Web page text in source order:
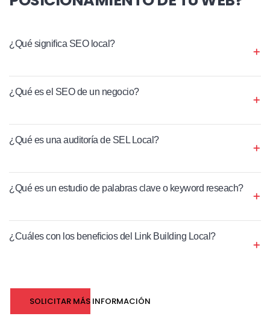
¿Qué significa SEO local?
¿Qué es el SEO de un negocio?
¿Qué es una auditoría de SEL Local?
¿Qué es un estudio de palabras clave o keyword reseach?
¿Cuáles con los beneficios del Link Building Local?
SOLICITAR MÁS INFORMACIÓN